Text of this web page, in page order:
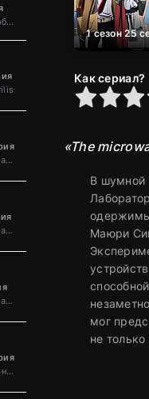
Рус. Люб. многоголосый
HDRezka Studio
HDRezka Studio
HDRezka Studio
Мобильное телевидение
1 сезон 25
Как сериал?
5 6 7
«The
В шумной
Маюри
мог
не